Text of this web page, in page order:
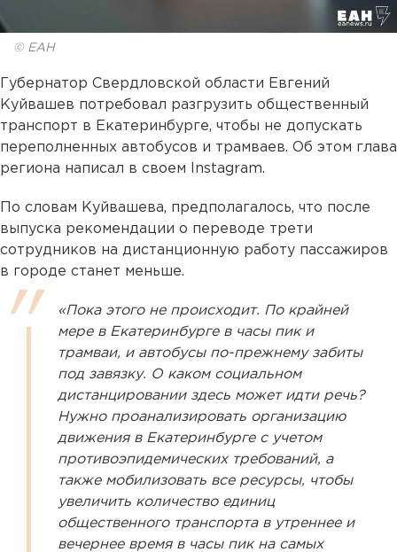
© ЕАН
Губернатор Свердловской области Евгений
Куйвашев потребовал разгрузить общественный
транспорт в Екатеринбурге, чтобы не допускать
переполненных автобусов и трамваев. Об этом глава
региона написал в своем Instagram.
По словам Куйвашева, предполагалось, что после
выпуска рекомендации о переводе трети
сотрудников на дистанционную работу пассажиров
в городе станет меньше.
«Пока этого не происходит. По крайней
мере в Екатеринбурге в часы пик и
трамваи, и автобусы по-прежнему забиты
под завязку. О каком социальном
дистанцировании здесь может идти речь?
Нужно проанализировать организацию
движения в Екатеринбурге с учетом
противоэпидемических требований, а
также мобилизовать все ресурсы, чтобы
увеличить количество единиц
общественного транспорта в утреннее и
вечернее время в часы пик на самых